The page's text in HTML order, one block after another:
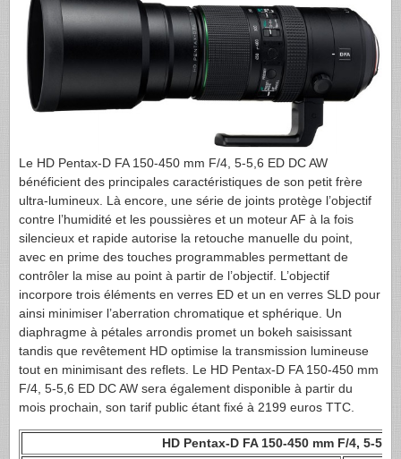
Le HD Pentax-D FA 150-450 mm F/4, 5-5,6 ED DC AW
bénéficient des principales caractéristiques de son petit frère
ultra-lumineux. Là encore, une série de joints protège l’objectif
contre l’humidité et les poussières et un moteur AF à la fois
silencieux et rapide autorise la retouche manuelle du point,
avec en prime des touches programmables permettant de
contrôler la mise au point à partir de l’objectif. L’objectif
incorpore trois éléments en verres ED et un en verres SLD pour
ainsi minimiser l’aberration chromatique et sphérique. Un
diaphragme à pétales arrondis promet un bokeh saisissant
tandis que revêtement HD optimise la transmission lumineuse
tout en minimisant des reflets. Le HD Pentax-D FA 150-450 mm
F/4, 5-5,6 ED DC AW sera également disponible à partir du
mois prochain, son tarif public étant fixé à 2199 euros TTC.
HD Pentax-D FA 150-450 mm F/4, 5-5,6